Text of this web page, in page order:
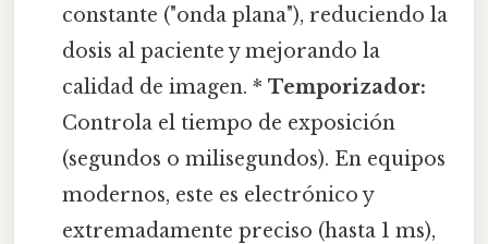
constante ("onda plana"), reduciendo la
dosis al paciente y mejorando la
calidad de imagen. *Temporizador:
Controla el tiempo de exposición
(segundos o milisegundos). En equipos
modernos, este es electrónico y
extremadamente preciso (hasta 1 ms),